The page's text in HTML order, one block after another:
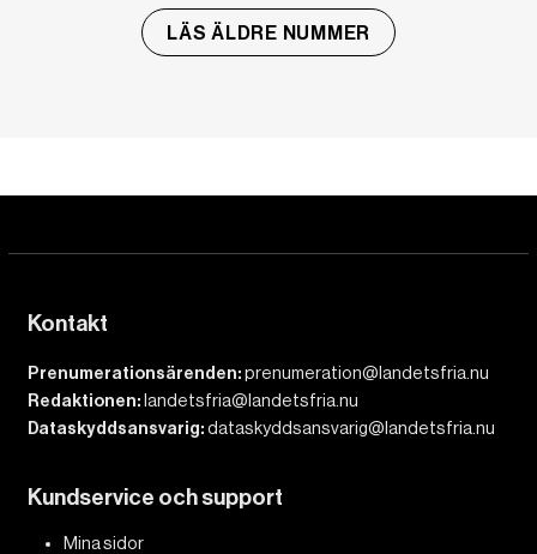
LÄS ÄLDRE NUMMER
Kontakt
Prenumerationsärenden:prenumeration@landetsfria.nu
Redaktionen: landetsfria@landetsfria.nu
Dataskyddsansvarig:dataskyddsansvarig@landetsfria.nu
Kundservice och support
Mina sidor